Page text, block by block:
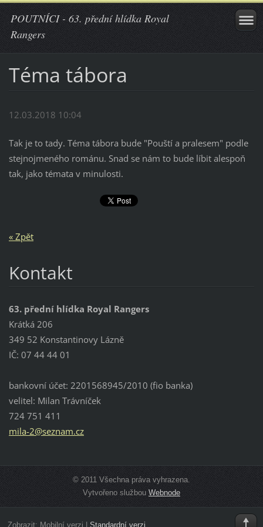
POUTNÍCI - 63. přední hlídka Royal
Rangers
Téma tábora
12.03.2018 10:04
Tak je to tady. Téma tábora bude "Pouští a pralesem" podle
stejnojmeného románu. Snad se nám to bude líbit alespoň
tak, jako témata v minulosti.
« Zpět
Kontakt
63. přední hlídka Royal Rangers
Krátká 206
349 52 Konstantinovy Lázně
IČ: 07 44 44 01
bankovní účet: 2201568945/2010 (fio banka)
velitel: Milan Trávníček
724 751 411
mila-2@seznam.cz
© 2011 Všechna práva vyhrazena.
Vytvořeno službouWebnode
Zobrazit: Mobilní verzi Standardní verzi